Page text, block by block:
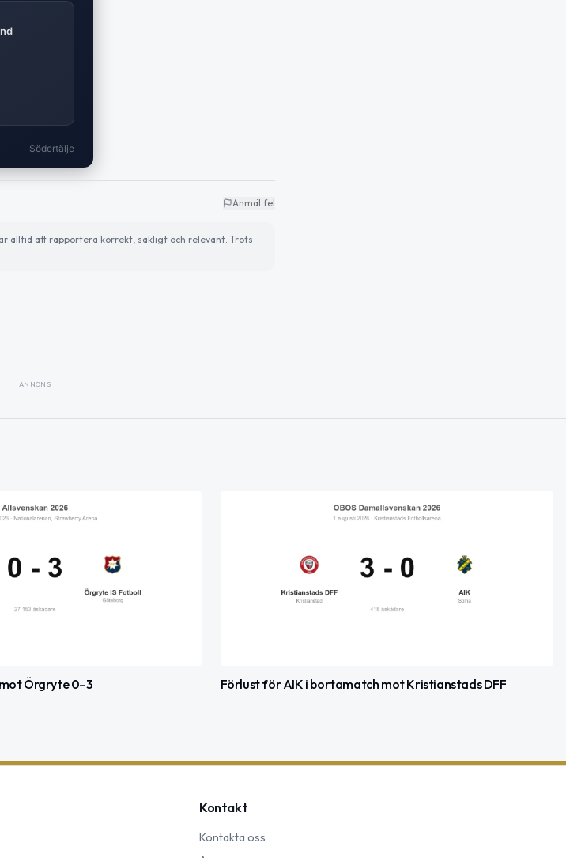
Södertälje
Anmäl fel
alltid att rapportera korrekt, sakligt och relevant. Trots
ANNONS
Örgryte 0–3 Förlust för AIK i bortamatch mot Kristianstads DFF
Kontakt
Kontakta oss